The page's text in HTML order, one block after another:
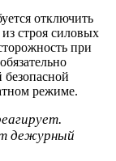
отключить
строя силовых
при
режиме.
дежурный